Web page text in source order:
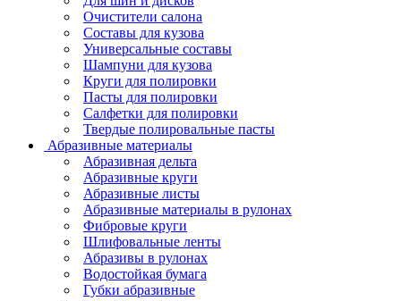
Очистители салона
Составы для кузова
Универсальные составы
Шампуни для кузова
Круги для полировки
Пасты для полировки
Салфетки для полировки
Твердые полировальные пасты
Абразивные материалы
Абразивная дельта
Абразивные круги
Абразивные листы
Абразивные материалы в рулонах
Фибровые круги
Шлифовальные ленты
Абразивы в рулонах
Водостойкая бумага
Губки абразивные